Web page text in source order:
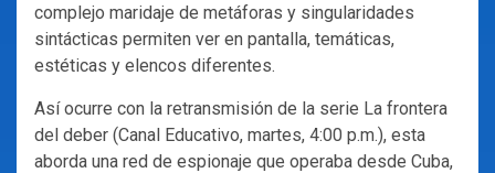
complejo maridaje de metáforas y singularidades
sintácticas permiten ver en pantalla, temáticas,
estéticas y elencos diferentes.
Así ocurre con la retransmisión de la serie La frontera
del deber (Canal Educativo, martes, 4:00 p.m.), esta
aborda una red de espionaje que operaba desde Cuba,